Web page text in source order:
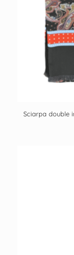
Sciarpa double